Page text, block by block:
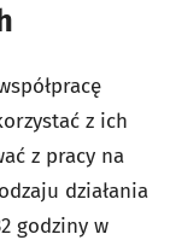
z ich
z pracy na
działania
godziny w